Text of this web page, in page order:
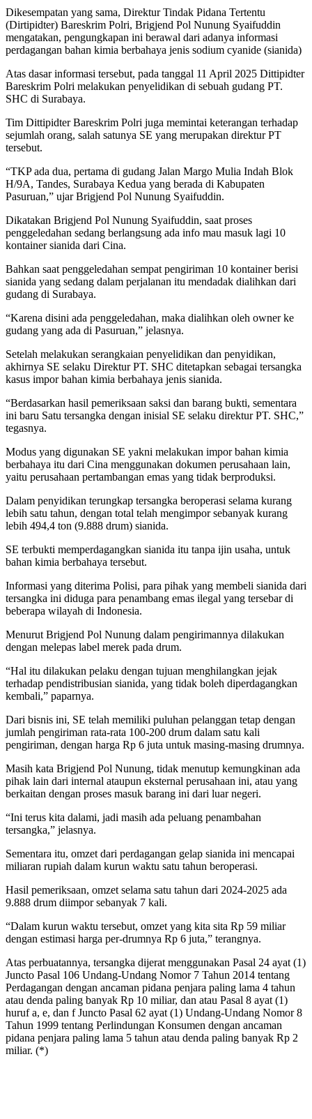
Dikesempatan yang sama, Direktur Tindak Pidana Tertentu
(Dirtipidter) Bareskrim Polri, Brigjend Pol Nunung Syaifuddin
mengatakan, pengungkapan ini berawal dari adanya informasi
perdagangan bahan kimia berbahaya jenis sodium cyanide (sianida)
Atas dasar informasi tersebut, pada tanggal 11 April 2025 Dittipidter
Bareskrim Polri melakukan penyelidikan di sebuah gudang PT.
SHC di Surabaya.
Tim Dittipidter Bareskrim Polri juga memintai keterangan terhadap
sejumlah orang, salah satunya SE yang merupakan direktur PT
tersebut.
“TKP ada dua, pertama di gudang Jalan Margo Mulia Indah Blok
H/9A, Tandes, Surabaya Kedua yang berada di Kabupaten
Pasuruan,” ujar Brigjend Pol Nunung Syaifuddin.
Dikatakan Brigjend Pol Nunung Syaifuddin, saat proses
penggeledahan sedang berlangsung ada info mau masuk lagi 10
kontainer sianida dari Cina.
Bahkan saat penggeledahan sempat pengiriman 10 kontainer berisi
sianida yang sedang dalam perjalanan itu mendadak dialihkan dari
gudang di Surabaya.
“Karena disini ada penggeledahan, maka dialihkan oleh owner ke
gudang yang ada di Pasuruan,” jelasnya.
Setelah melakukan serangkaian penyelidikan dan penyidikan,
akhirnya SE selaku Direktur PT. SHC ditetapkan sebagai tersangka
kasus impor bahan kimia berbahaya jenis sianida.
“Berdasarkan hasil pemeriksaan saksi dan barang bukti, sementara
ini baru Satu tersangka dengan inisial SE selaku direktur PT. SHC,”
tegasnya.
Modus yang digunakan SE yakni melakukan impor bahan kimia
berbahaya itu dari Cina menggunakan dokumen perusahaan lain,
yaitu perusahaan pertambangan emas yang tidak berproduksi.
Dalam penyidikan terungkap tersangka beroperasi selama kurang
lebih satu tahun, dengan total telah mengimpor sebanyak kurang
lebih 494,4 ton (9.888 drum) sianida.
SE terbukti memperdagangkan sianida itu tanpa ijin usaha, untuk
bahan kimia berbahaya tersebut.
Informasi yang diterima Polisi, para pihak yang membeli sianida dari
tersangka ini diduga para penambang emas ilegal yang tersebar di
beberapa wilayah di Indonesia.
Menurut Brigjend Pol Nunung dalam pengirimannya dilakukan
dengan melepas label merek pada drum.
“Hal itu dilakukan pelaku dengan tujuan menghilangkan jejak
terhadap pendistribusian sianida, yang tidak boleh diperdagangkan
kembali,” paparnya.
Dari bisnis ini, SE telah memiliki puluhan pelanggan tetap dengan
jumlah pengiriman rata-rata 100-200 drum dalam satu kali
pengiriman, dengan harga Rp 6 juta untuk masing-masing drumnya.
Masih kata Brigjend Pol Nunung, tidak menutup kemungkinan ada
pihak lain dari internal ataupun eksternal perusahaan ini, atau yang
berkaitan dengan proses masuk barang ini dari luar negeri.
“Ini terus kita dalami, jadi masih ada peluang penambahan
tersangka,” jelasnya.
Sementara itu, omzet dari perdagangan gelap sianida ini mencapai
miliaran rupiah dalam kurun waktu satu tahun beroperasi.
Hasil pemeriksaan, omzet selama satu tahun dari 2024-2025 ada
9.888 drum diimpor sebanyak 7 kali.
“Dalam kurun waktu tersebut, omzet yang kita sita Rp 59 miliar
dengan estimasi harga per-drumnya Rp 6 juta,” terangnya.
Atas perbuatannya, tersangka dijerat menggunakan Pasal 24 ayat (1)
Juncto Pasal 106 Undang-Undang Nomor 7 Tahun 2014 tentang
Perdagangan dengan ancaman pidana penjara paling lama 4 tahun
atau denda paling banyak Rp 10 miliar, dan atau Pasal 8 ayat (1)
huruf a, e, dan f Juncto Pasal 62 ayat (1) Undang-Undang Nomor 8
Tahun 1999 tentang Perlindungan Konsumen dengan ancaman
pidana penjara paling lama 5 tahun atau denda paling banyak Rp 2
miliar. (*)